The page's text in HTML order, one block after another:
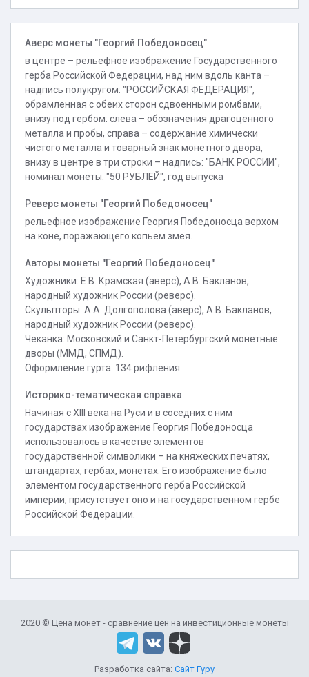
Аверс монеты "Георгий Победоносец"
в центре – рельефное изображение Государственного
герба Российской Федерации, над ним вдоль канта –
надпись полукругом: "РОССИЙСКАЯ ФЕДЕРАЦИЯ",
обрамленная с обеих сторон сдвоенными ромбами,
внизу под гербом: слева – обозначения драгоценного
металла и пробы, справа – содержание химически
чистого металла и товарный знак монетного двора,
внизу в центре в три строки – надпись: "БАНК РОССИИ",
номинал монеты: "50 РУБЛЕЙ", год выпуска
Реверс монеты "Георгий Победоносец"
рельефное изображение Георгия Победоносца верхом
на коне, поражающего копьем змея.
Авторы монеты "Георгий Победоносец"
Художники: Е.В. Крамская (аверс), А.В. Бакланов,
народный художник России (реверс).
Скульпторы: А.А. Долгополова (аверс), А.В. Бакланов,
народный художник России (реверс).
Чеканка: Московский и Санкт-Петербургский монетные
дворы (ММД, СПМД).
Оформление гурта: 134 рифления.
Историко-тематическая справка
Начиная с XIII века на Руси и в соседних с ним
государствах изображение Георгия Победоносца
использовалось в качестве элементов
государственной символики – на княжеских печатях,
штандартах, гербах, монетах. Его изображение было
элементом государственного герба Российской
империи, присутствует оно и на государственном гербе
Российской Федерации.
2020 © Цена монет - сравнение цен на инвестиционные монеты
Разработка сайта: Сайт Гуру